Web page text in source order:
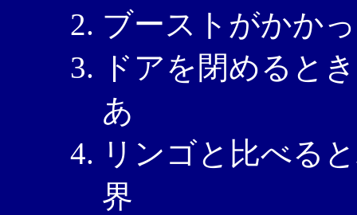
ブーストがかか
ドアを閉めると
あ
リンゴと比べる
界